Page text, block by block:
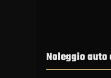
Noleggio auto